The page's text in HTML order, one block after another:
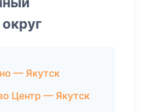
— Якутск
Центр — Якутск